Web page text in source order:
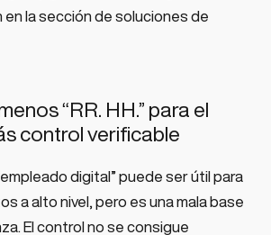
la sección de soluciones de
“RR. HH.” para el
control verificable
digital” puede ser útil para
a alto nivel, pero es una mala base
El control no se consigue